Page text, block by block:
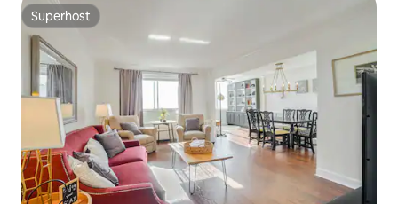
Superhost
Superhost